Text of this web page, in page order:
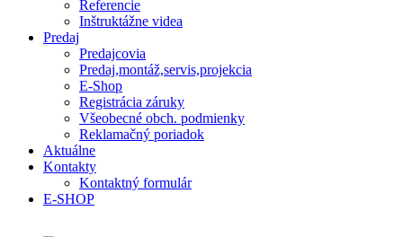
Referencie
Inštruktážne videa
Predaj
Predajcovia
Predaj,montáž,servis,projekcia
E-Shop
Registrácia záruky
Všeobecné obch. podmienky
Reklamačný poriadok
Aktuálne
Kontakty
Kontaktný formulár
E-SHOP